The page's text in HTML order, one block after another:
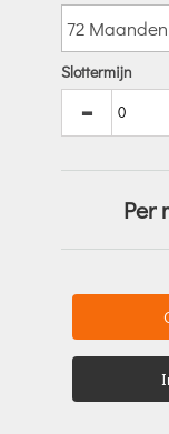
Slottermijn
-
Per